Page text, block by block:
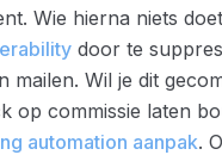
Wie hierna niets
door te
mailen. Wil je dit
op commissie laten
automation aanpak.